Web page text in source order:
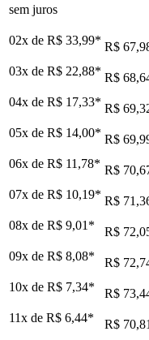
sem juros
02x de R$ 33,99* R$
03x de R$ 22,88* R$
04x de R$ 17,33* R$
05x de R$ 14,00* R$
06x de R$ 11,78* R$
07x de R$ 10,19* R$
08x de R$ 9,01 *
R$
09x de R$ 8,08*
R$
10x de R$ 7,34*
R$
11x de R$ 6,44*
R$ 70,81